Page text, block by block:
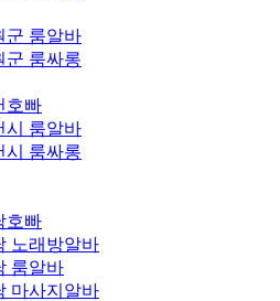
군 룸알바
군 룸싸롱
호빠
시 룸알바
시 룸싸롱
호빠
노래방알바
룸알바
마사지알바